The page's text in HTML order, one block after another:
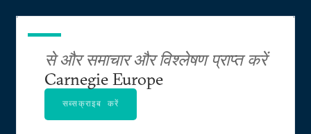
से और समाचार और विश्लेषण प्राप्त करें
Carnegie Europe
सब्सक्राइब करें